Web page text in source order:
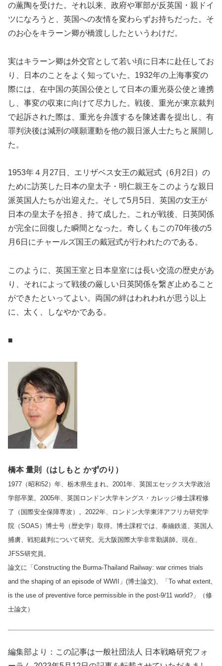
の薫陶を受けた。それ以来、政府や軍部が反英国・親ドイ
ツになろうと、英国への友情を変わらずお持ちだった。そ
のお心をキラーン卿が橋渡ししたというわけだ。
実はキラーン卿は外交官として若い頃に日本に赴任してお
り、日本のことをよく知っていた。1932年の上海事変の
際には、在中国の英国公使として日本の重光葵公使と連携
し、事変の収束に向けて尽力した。戦後、重光が東京裁判
で起訴された際は、重光を弁護するを陳述書を提出し、有
罪判決後は減刑の嘆願運動を他の親日派人士たちと展開し
た。
1953年４月27日、エリザベス女王の戴冠式（6月2日）の
ために訪英した日本の皇太子・明仁親王をこのような親日
派英国人たちが出迎えた。そして5月5日、英国の女王が
日本の皇太子を招き、持て成した。これが戦後、日英関係
が完全に回復した瞬間となった。奇しくもこの70年後の5
月6日にチャールズ国王の戴冠式が行われたのである。
このように、英国王室と日本皇室には長い交流の歴史があ
り、それによって戦後の厳しい日英関係を繋ぎ止めること
ができたといってよい。両国の絆はわれわれが思う以上
に、太く、しなやかである。
■
橋本 量則（はしもと かずのり）
1977（昭和52）年、栃木県生まれ。2001年、英国エセックス大学政治
学部卒業。2005年、英国ロンドン大学キングス・カレッジ修士課程修
了（国際安全保障専攻）。2022年、ロンドン大学東洋アフリカ研究学
院（SOAS）博士号（歴史学）取得。博士課程では、泰緬鉄道、英国人
捕虜、戦犯裁判について研究。元大阪国際大学非常勤講師。現在、
JFSS研究員。
論文に「Constructing the Burma-Thailand Railway: war crimes trials
and the shaping of an episode of WWII」(博士論文)、「To what extent,
is the use of preventive force permissible in the post-9/11 world?」（修
士論文）
編集部より：この記事は一般社団法人 日本戦略研究フォ